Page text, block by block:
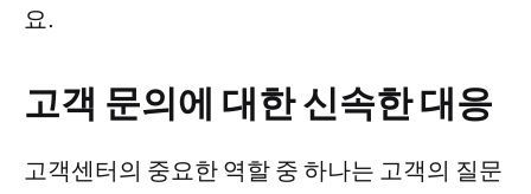
요.
고객 문의에 대한 신속한 대응
고객센터의 중요한 역할 중 하나는 고객의 질문